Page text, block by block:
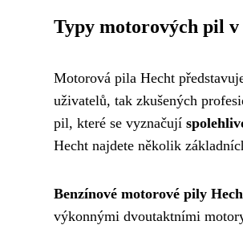
Typy motorových pil v
Motorová pila Hecht
uživatelů, tak zkušených
pil, které se vyznačují
Hecht najdete několik
Benzínové motorové pily
výkonnými dvoutaktními